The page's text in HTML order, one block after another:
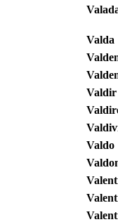
Valda
Valdir
Valdo